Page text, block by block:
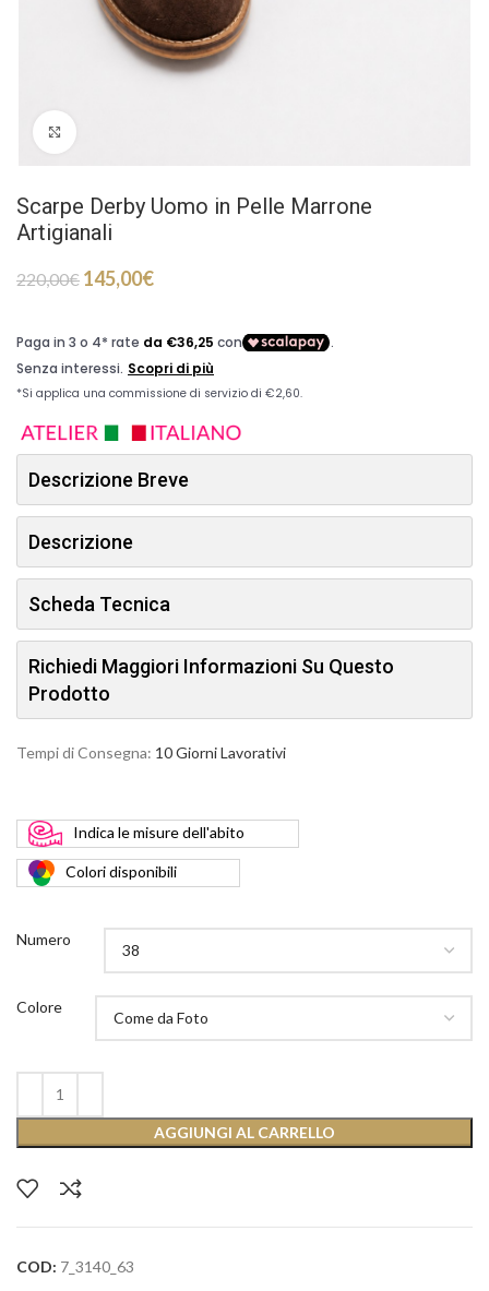
Scarpe Derby Uomo in Pelle Marrone
Artigianali
220,00€ 145,00€
Descrizione Breve
Descrizione
Scheda Tecnica
Richiedi Maggiori Informazioni Su Questo
Prodotto
Tempi di Consegna: 10 Giorni Lavorativi
Indica le misure dell'abito
Coloridisponibili
Numero
Colore
AGGIUNGI AL CARRELLO
COD: 7_3140_63